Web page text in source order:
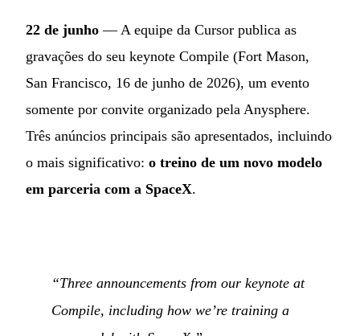
22 de junho — A equipe da Cursor publica as
gravações do seu keynote Compile (Fort Mason,
San Francisco, 16 de junho de 2026), um evento
somente por convite organizado pela Anysphere.
Três anúncios principais são apresentados, incluindo
o mais significativo: o treino de um novo modelo
em parceria com a SpaceX.
“Three announcements from our keynote at
Compile, including how we’re training a